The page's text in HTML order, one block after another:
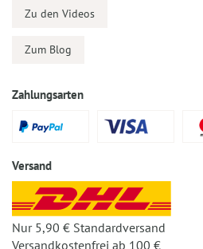
Zu den Videos
Zum Blog
Zahlungsarten
Versand
Nur 5,90 € Standardversand
Versandkostenfrei ab 100 €